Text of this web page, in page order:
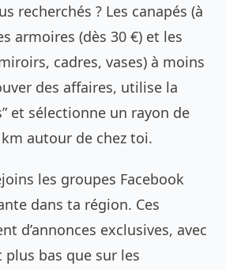
recherchés ? Les canapés (à
armoires (dès 30 €) et les
cadres, vases) à moins
des affaires, utilise la
et sélectionne un rayon de
autour de chez toi.
les groupes Facebook
dans ta région. Ces
d’annonces exclusives, avec
bas que sur les